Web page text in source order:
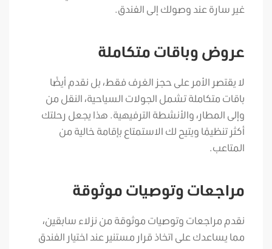
غير سارة عند وصولك إلى الفندق.
عروض وباقات متكاملة
لا يقتصر الأمر على حجز الغرف فقط، بل نقدم أيضًا
باقات متكاملة تشمل الجولات السياحية، النقل من
وإلى المطار، والأنشطة الترفيهية. هذا يجعل رحلتك
أكثر تنظيمًا ويتيح لك الاستمتاع بإقامة خالية من
المتاعب.
مراجعات وتوصيات موثوقة
نقدم مراجعات وتوصيات موثوقة من نزلاء سابقين،
مما يساعدك على اتخاذ قرار مستنير عند اختيار الفندق